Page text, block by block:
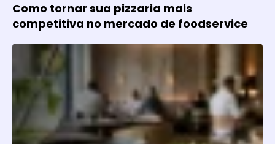
Como tornar sua pizzaria mais
competitiva no mercado de foodservice